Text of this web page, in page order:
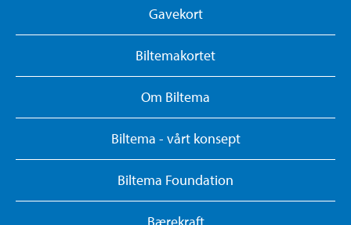
Gavekort
Biltemakortet
Om Biltema
Biltema - vårt konsept
Biltema Foundation